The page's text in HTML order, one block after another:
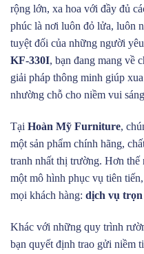
rộng lớn, xa hoa với đầy đủ
phúc là nơi luôn đỏ lửa, luôn
tuyệt đối của những người
KF-330I, bạn đang mang về
giải pháp thông minh giúp
nhường chỗ cho niềm vui
Tại Hoàn Mỹ Furniture,
một sản phẩm chính hãng,
tranh nhất thị trường. Hơn thế
một mô hình phục vụ tiên
mọi khách hàng: dịch vụ trọn
Khác với những quy trình
bạn quyết định trao gửi niềm